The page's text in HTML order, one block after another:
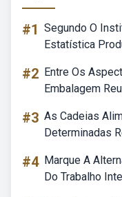
#1 Segundo O
Estatística
#2 Entre Os
Embalagem
#3 As Cadeias
Determinadas
#4 Marque A
Do Trabalho